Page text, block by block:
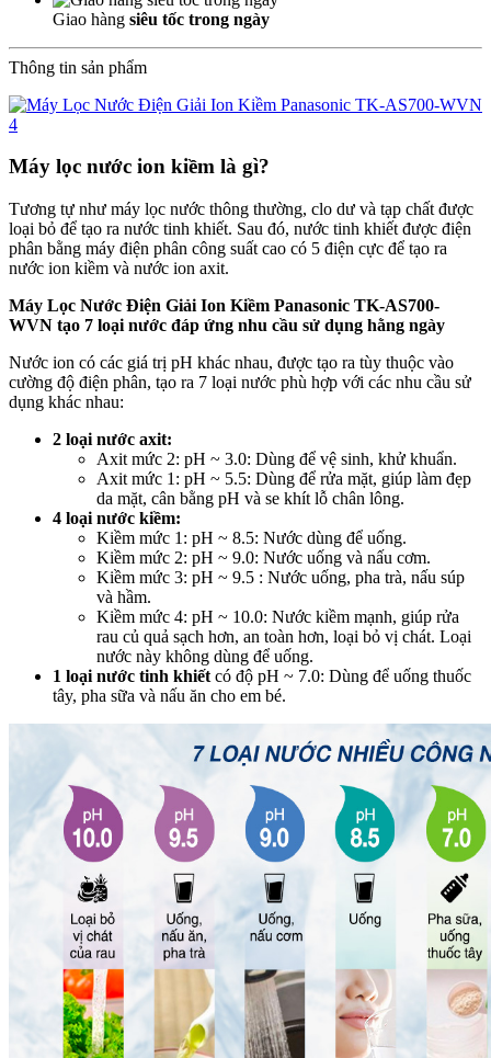
Giao hàng siêu tốc trong ngày
Thông tin sản phẩm
Máy lọc nước ion kiềm là gì?
Tương tự như máy lọc nước thông thường, clo dư và tạp chất được
loại bỏ để tạo ra nước tinh khiết. Sau đó, nước tinh khiết được điện
phân bằng máy điện phân công suất cao có 5 điện cực để tạo ra
nước ion kiềm và nước ion axit.
Máy Lọc Nước Điện Giải Ion Kiềm Panasonic TK-AS700-
WVN tạo 7 loại nước đáp ứng nhu cầu sử dụng hằng ngày
Nước ion có các giá trị pH khác nhau, được tạo ra tùy thuộc vào
cường độ điện phân, tạo ra 7 loại nước phù hợp với các nhu cầu sử
dụng khác nhau:
2 loại nước axit:
Axit mức 2: pH ~ 3.0: Dùng để vệ sinh, khử khuẩn.
Axit mức 1: pH ~ 5.5: Dùng để rửa mặt, giúp làm đẹp
da mặt, cân bằng pH và se khít lỗ chân lông.
4 loại nước kiềm:
Kiềm mức 1: pH ~ 8.5: Nước dùng để uống.
Kiềm mức 2: pH ~ 9.0: Nước uống và nấu cơm.
Kiềm mức 3: pH ~ 9.5 : Nước uống, pha trà, nấu súp
và hầm.
Kiềm mức 4: pH ~ 10.0: Nước kiềm mạnh, giúp rửa
rau củ quả sạch hơn, an toàn hơn, loại bỏ vị chát. Loại
nước này không dùng để uống.
1 loại nước tinh khiết có độ pH ~ 7.0: Dùng để uống thuốc
tây, pha sữa và nấu ăn cho em bé.